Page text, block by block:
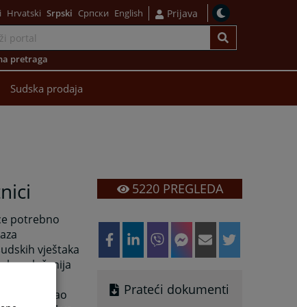
Hrvatski Srpski Српски English Prijava
pretraga
Sudska prodaja
potrebno
vještaka
a složenija
kao
5220PREGLEDA
Prateći dokumenti